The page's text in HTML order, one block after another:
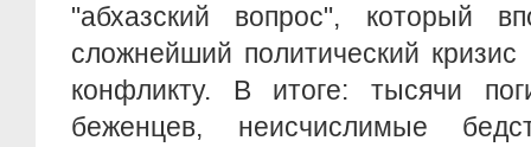
"абхазский вопрос", который
сложнейший политический
конфликту. В итоге: тысячи
беженцев, неисчислимые